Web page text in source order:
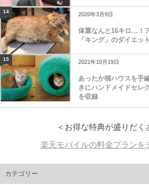
14 2020年3月9日
体重なんと16キロ…！
「キング」のダイエッ
15 2021年10月19日
あったか猫ハウスを手
きにハンドメイドセレ
を収録
＜お得な特典が盛りだく
楽天モバイルの料金プランを
カテゴリー